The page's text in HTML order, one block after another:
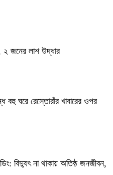
জনের লাশ উদ্ধার
বহু ঘরে রেস্তোরাঁর খাবারের ওপর
বিদ্যুৎ না থাকায় অতিষ্ঠ জনজীবন,